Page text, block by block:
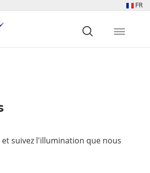
FR
et suivez l'illumination que nous